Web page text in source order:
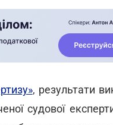
, результати
судової